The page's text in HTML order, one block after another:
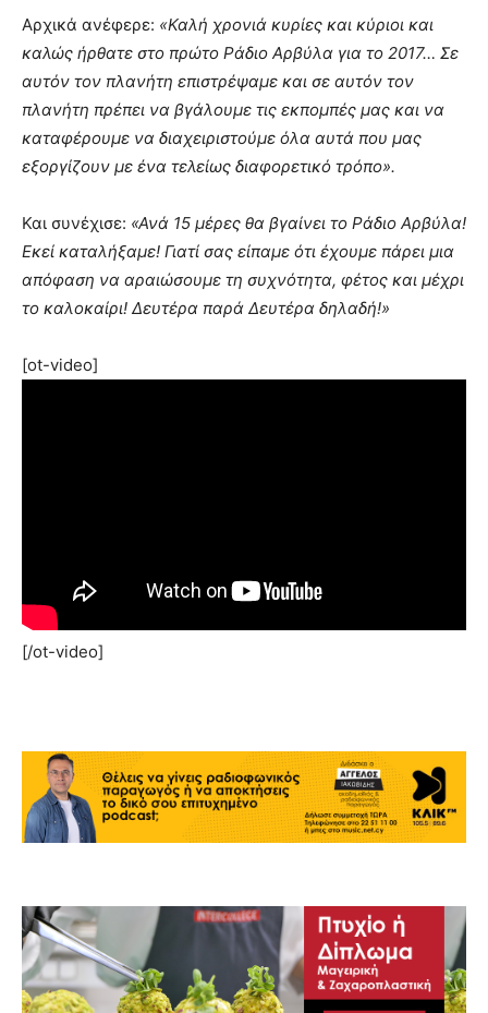
Αρχικά ανέφερε: «Καλή χρονιά κυρίες και κύριοι και
καλώς ήρθατε στο πρώτο Ράδιο Αρβύλα για το 2017… Σε
αυτόν τον πλανήτη επιστρέψαμε και σε αυτόν τον
πλανήτη πρέπει να βγάλουμε τις εκπομπές μας και να
καταφέρουμε να διαχειριστούμε όλα αυτά που μας
εξοργίζουν με ένα τελείως διαφορετικό τρόπο».
Και συνέχισε: «Ανά 15 μέρες θα βγαίνει το Ράδιο Αρβύλα!
Εκεί καταλήξαμε! Γιατί σας είπαμε ότι έχουμε πάρει μια
απόφαση να αραιώσουμε τη συχνότητα, φέτος και μέχρι
το καλοκαίρι! Δευτέρα παρά Δευτέρα δηλαδή!»
[ot-video]
[/ot-video]